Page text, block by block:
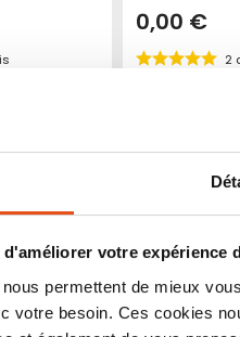
votre expérience
permettent de mieux
votre besoin. Ces cookies
Ajouter
Ajouter
0,00 €
2
Voir le